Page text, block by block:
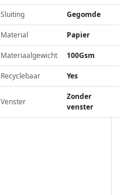
Sluiting Gegomde
Material Papier
Materiaalgewicht 100Gsm
Recyclebaar Yes
Venster
Zonder
venster